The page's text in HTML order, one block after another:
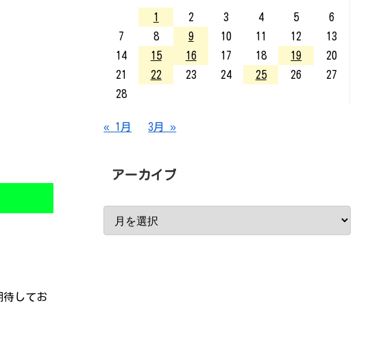
待してお
1 2 3 4 5
6
7
8 9 10 11 12
13
14
15 16 17 18 19
20
21
22 23 24 25 26
27
28
« 1月 3月 »
アーカイブ